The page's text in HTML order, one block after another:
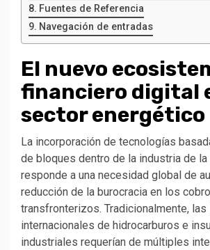
Fuentes de Referencia
Navegación de entradas
El nuevo
financiero digital
sector energético
La incorporación de tecnologías
de bloques dentro de la industria de la
responde a una necesidad global de
reducción de la burocracia en los
transfronterizos. Tradicionalmente,
internacionales de hidrocarburos e
industriales requerían de múltiples